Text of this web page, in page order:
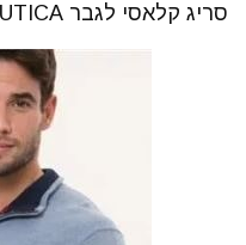
סריג קלאסי לגבר NAUTICA, מבחר צבעים לבחירה: